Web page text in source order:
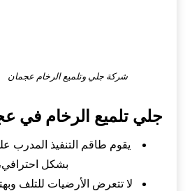
شركة جلي وتلميع الرخام عجمان
جلي تلميع الرخام في
يقوم طاقم التنفيذ المدرب
بشكل
لا تتعرض الأرضيات للتلف